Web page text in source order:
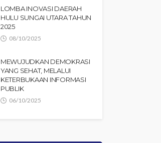
LOMBA INOVASI DAERAH
HULU SUNGAI UTARA TAHUN
2025
08/10/2025
MEWUJUDKAN DEMOKRASI
YANG SEHAT, MELALUI
KETERBUKAAN INFORMASI
PUBLIK
06/10/2025